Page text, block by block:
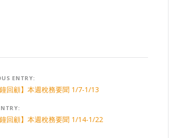
ENTRY:
鐘回顧】本週稅務要聞 1/7-1/13
鐘回顧】本週稅務要聞 1/14-1/22